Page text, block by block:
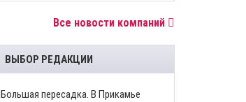
Все новости компаний
ВЫБОР РЕДАКЦИИ
Большая пересадка. В Прикамье